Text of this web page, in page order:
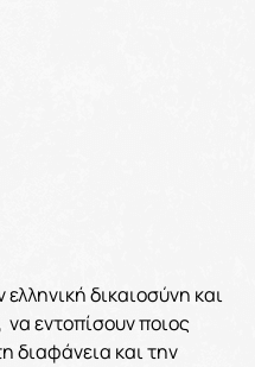
δικαιοσύνη και
εντοπίσουν ποιος
διαφάνεια και την